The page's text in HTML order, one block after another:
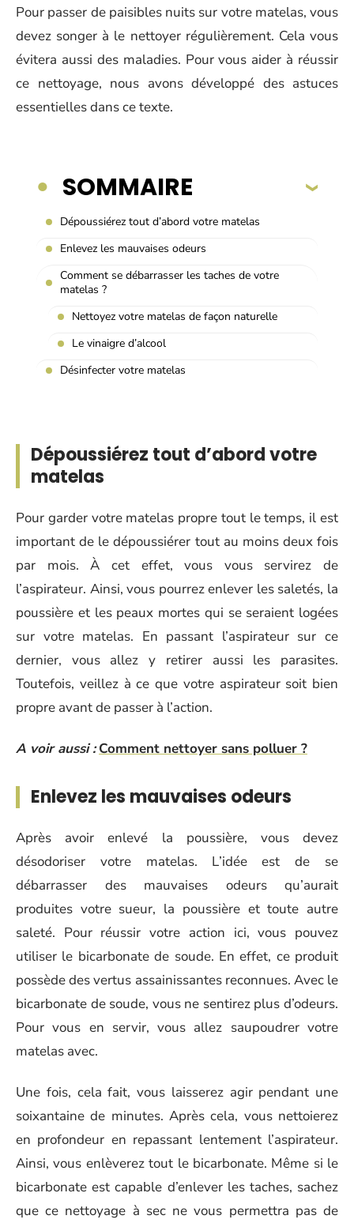
Pour passer de paisibles nuits sur votre matelas, vous
devez songer à le nettoyer régulièrement. Cela vous
évitera aussi des maladies. Pour vous aider à réussir
ce nettoyage, nous avons développé des astuces
essentielles dans ce texte.
SOMMAIRE
Dépoussiérez tout d’abord votre matelas
Enlevez les mauvaises odeurs
Comment se débarrasser les taches de votre
matelas ?
Nettoyez votre matelas de façon naturelle
Le vinaigre d’alcool
Désinfecter votre matelas
Dépoussiérez tout d’abord votre
matelas
Pour garder votre matelas propre tout le temps, il est
important de le dépoussiérer tout au moins deux fois
par mois. À cet effet, vous vous servirez de
l’aspirateur. Ainsi, vous pourrez enlever les saletés, la
poussière et les peaux mortes qui se seraient logées
sur votre matelas. En passant l’aspirateur sur ce
dernier, vous allez y retirer aussi les parasites.
Toutefois, veillez à ce que votre aspirateur soit bien
propre avant de passer à l’action.
A voir aussi : Comment nettoyer sans polluer ?
Enlevez les mauvaises odeurs
Après avoir enlevé la poussière, vous devez
désodoriser votre matelas. L’idée est de se
débarrasser des mauvaises odeurs qu’aurait
produites votre sueur, la poussière et toute autre
saleté. Pour réussir votre action ici, vous pouvez
utiliser le bicarbonate de soude. En effet, ce produit
possède des vertus assainissantes reconnues. Avec le
bicarbonate de soude, vous ne sentirez plus d’odeurs.
Pour vous en servir, vous allez saupoudrer votre
matelas avec.
Une fois, cela fait, vous laisserez agir pendant une
soixantaine de minutes. Après cela, vous nettoierez
en profondeur en repassant lentement l’aspirateur.
Ainsi, vous enlèverez tout le bicarbonate. Même si le
bicarbonate est capable d’enlever les taches, sachez
que ce nettoyage à sec ne vous permettra pas de